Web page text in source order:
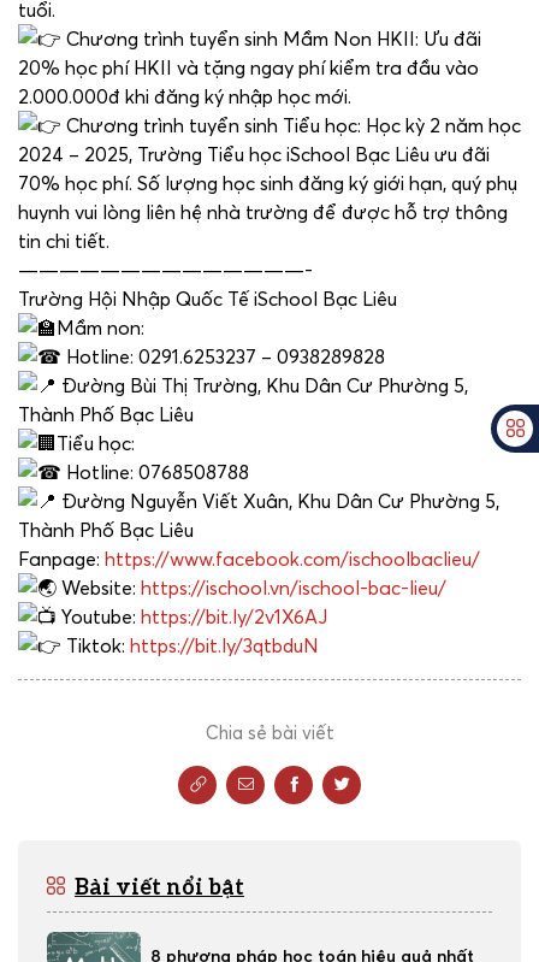
tuổi.
Chương trình tuyển sinh Mầm Non HKII: Ưu đãi
20% học phí HKII và tặng ngay phí kiểm tra đầu vào
2.000.000đ khi đăng ký nhập học mới.
Chương trình tuyển sinh Tiểu học: Học kỳ 2 năm học
2024 – 2025, Trường Tiểu học iSchool Bạc Liêu ưu đãi
70% học phí. Số lượng học sinh đăng ký giới hạn, quý phụ
huynh vui lòng liên hệ nhà trường để được hỗ trợ thông
tin chi tiết.
——————————————-
Trường Hội Nhập Quốc Tế iSchool Bạc Liêu
Mầm non:
Hotline: 0291.6253237 – 0938289828
Đường Bùi Thị Trường, Khu Dân Cư Phường 5,
Thành Phố Bạc Liêu
Tiểu học:
Hotline: 0768508788
Đường Nguyễn Viết Xuân, Khu Dân Cư Phường 5,
Thành Phố Bạc Liêu
Fanpage: https://www.facebook.com/ischoolbaclieu/
Website: https://ischool.vn/ischool-bac-lieu/
Youtube: https://bit.ly/2v1X6AJ
Tiktok: https://bit.ly/3qtbduN
Chia sẻ bài viết
Bài viết nổi bật
8 phương pháp học toán hiệu quả nhất